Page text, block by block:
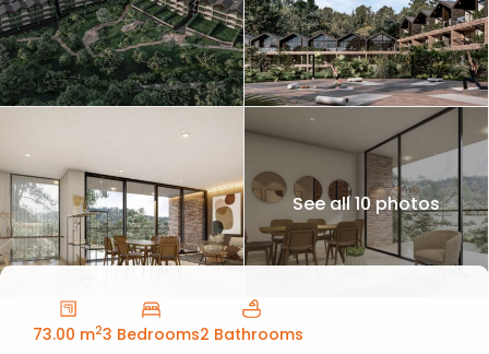
See all 10 photos
73.00 m23 Bedrooms2 Bathrooms